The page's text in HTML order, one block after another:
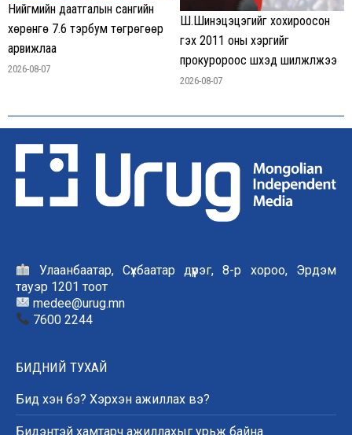
Нийгмийн даатгалын сангийн
хөрөнгө 7.6 тэрбум төгрөгөөр
арвижлаа
2026-08-07
Ш.Шинэцэцэгийг хохироосон
гэх 2011 оны хэргийг
прокуророос шүүхэд шилжүүлжээ
2026-08-07
Улаанбаатар, Сүхбаатар дүүрэг, 8-р хороо, Эрдэм
тауэр 1201 тоот
medee@urug.mn
7600 2244
БИДНИЙ ТУХАЙ
Бид хэн бэ? Хэрхэн ажиллах вэ?
Бидэнтэй хамтарч ажиллахыг урьж байна